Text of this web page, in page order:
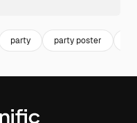
party party poster